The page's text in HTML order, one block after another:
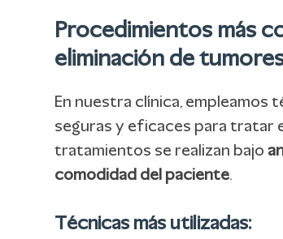
Procedimientos más
eliminación de
En nuestra clínica, empleamos
seguras y eficaces para tratar
tratamientos se realizan bajo
comodidad del paciente.
Técnicas más utilizadas: